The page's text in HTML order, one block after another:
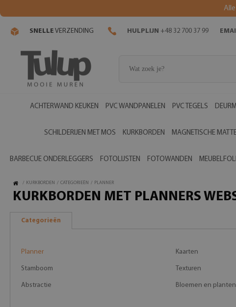
SNELLE VERZENDING HULPLIJN +48 32 700 37 99
ACHTERWAND KEUKEN PVC WANDPANELEN PVC TEGELS
SCHILDERIJEN MET MOS KURKBORDEN MAGNETISCHE
BARBECUE ONDERLEGGERS FOTOLIJSTEN FOTOWANDEN
/ KURKBORDEN / CATEGORIEËN / PLANNER
KURKBORDEN MET PLANNERS
Categorieën
Planner Kaarten
Stamboom Texturen
Abstractie Bloemen en planten